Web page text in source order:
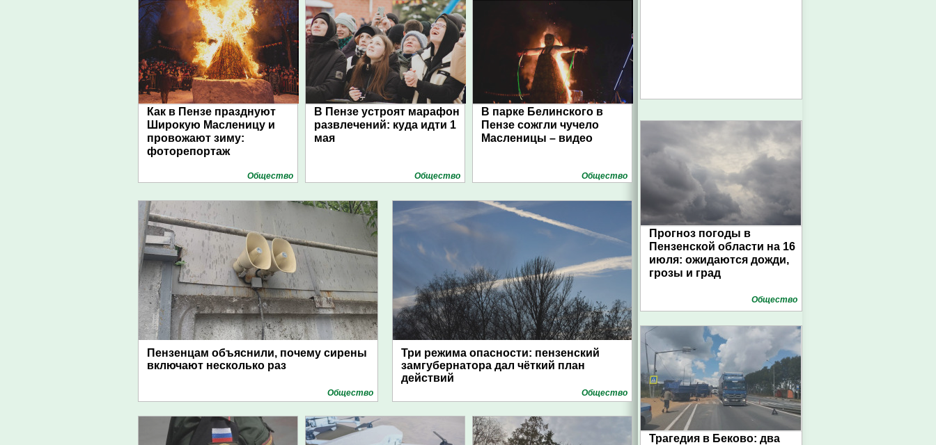
Как в Пензе празднуют
Широкую Масленицу и
провожают зиму:
фоторепортаж
Общество
В Пензе устроят марафон
развлечений: куда идти 1
мая
Общество
В парке Белинского в
Пензе сожгли чучело
Масленицы – видео
Общество
Пензенцам объяснили, почему сирены
включают несколько раз
Общество
Три режима опасности: пензенский
замгубернатора дал чёткий план
действий
Общество
Прогноз погоды в
Пензенской области на 16
июля: ожидаются дожди,
грозы и град
Общество
Трагедия в Беково: два